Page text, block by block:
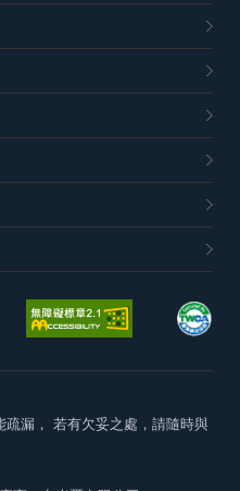
疏漏， 若有欠妥之處，請隨時與